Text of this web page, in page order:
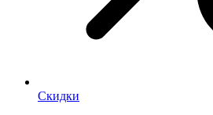
Скидки